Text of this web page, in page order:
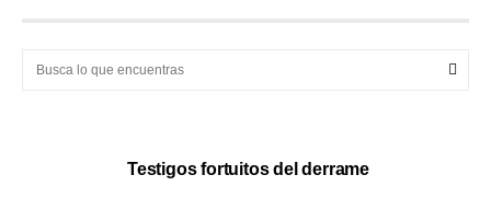
Testigos fortuitos del derrame